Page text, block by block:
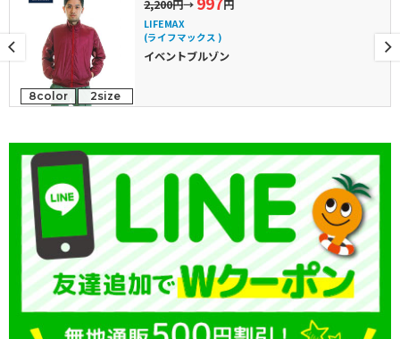
8color 2size
2,200円→ 円
LIFEMAX
(ライフマックス )
イベントブルゾン